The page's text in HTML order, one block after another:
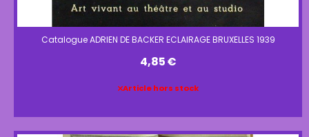
Catalogue ADRIEN DE BACKER ECLAIRAGE BRUXELLES 1939
4,85€
Article hors stock